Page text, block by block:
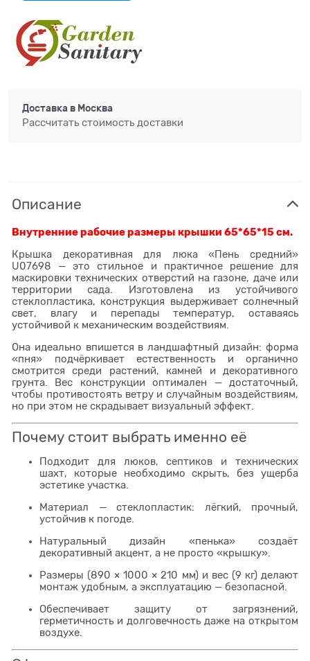
Доставка в Москва
Рассчитать стоимость доставки
Описание
Внутренние рабочие размеры крышки 65*65*15 см.
Крышка декоративная для люка «Пень средний»
U07698 — это стильное и практичное решение для
маскировки технических отверстий на газоне, даче или
территории сада. Изготовлена из устойчивого
стеклопластика, конструкция выдерживает солнечный
свет, влагу и перепады температур, оставаясь
устойчивой к механическим воздействиям.
Она идеально впишется в ландшафтный дизайн: форма
«пня» подчёркивает естественность и органично
смотрится среди растений, камней и декоративного
грунта. Вес конструкции оптимален — достаточный,
чтобы противостоять ветру и случайным воздействиям,
но при этом не скрадывает визуальный эффект.
Почему стоит выбрать именно её
Подходит для люков, септиков и технических
шахт, которые необходимо скрыть, без ущерба
эстетике участка.
Материал — стеклопластик: лёгкий, прочный,
устойчив к погоде.
Натуральный дизайн «пенька» создаёт
декоративный акцент, а не просто «крышку».
Размеры (890 × 1000 × 210 мм) и вес (9 кг) делают
монтаж удобным, а эксплуатацию — безопасной.
Обеспечивает защиту от загрязнений,
герметичность и долговечность даже на открытом
воздухе.